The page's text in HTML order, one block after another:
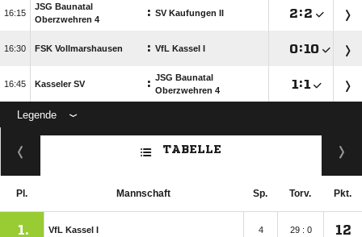

JSG Baunatal
Oberzwehren 4
: SV Kaufungen II :
 FSK Vollmarshausen : VfL Kassel I :
 Kasseler SV : JSG Baunatal
Oberzwehren 4
 :
Legende
ANZEIGE
TABELLE
Pl. Mannschaft Sp. Torv. Pkt.
1. VfL Kassel I 4 29 : 0 12